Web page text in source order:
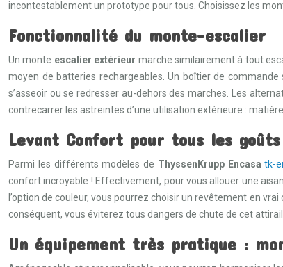
incontestablement un prototype pour tous. Choisissez les
Fonctionnalité du monte-escalier
Un monte escalier extérieur marche similairement à tout
moyen de batteries rechargeables. Un boîtier de
s’asseoir ou se redresser au-dehors des marches. Les
contrecarrer les astreintes d’une utilisation extérieure :
Levant Confort pour tous les goûts
Parmi les différents modèles de ThyssenKrupp Encasa tk-
confort incroyable ! Effectivement, pour vous allouer une
l’option de couleur, vous pourrez choisir un revêtement en vrai
conséquent, vous éviterez tous dangers de chute de cet
Un équipement très pratique :